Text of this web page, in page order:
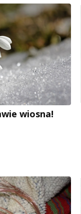
wiosna!